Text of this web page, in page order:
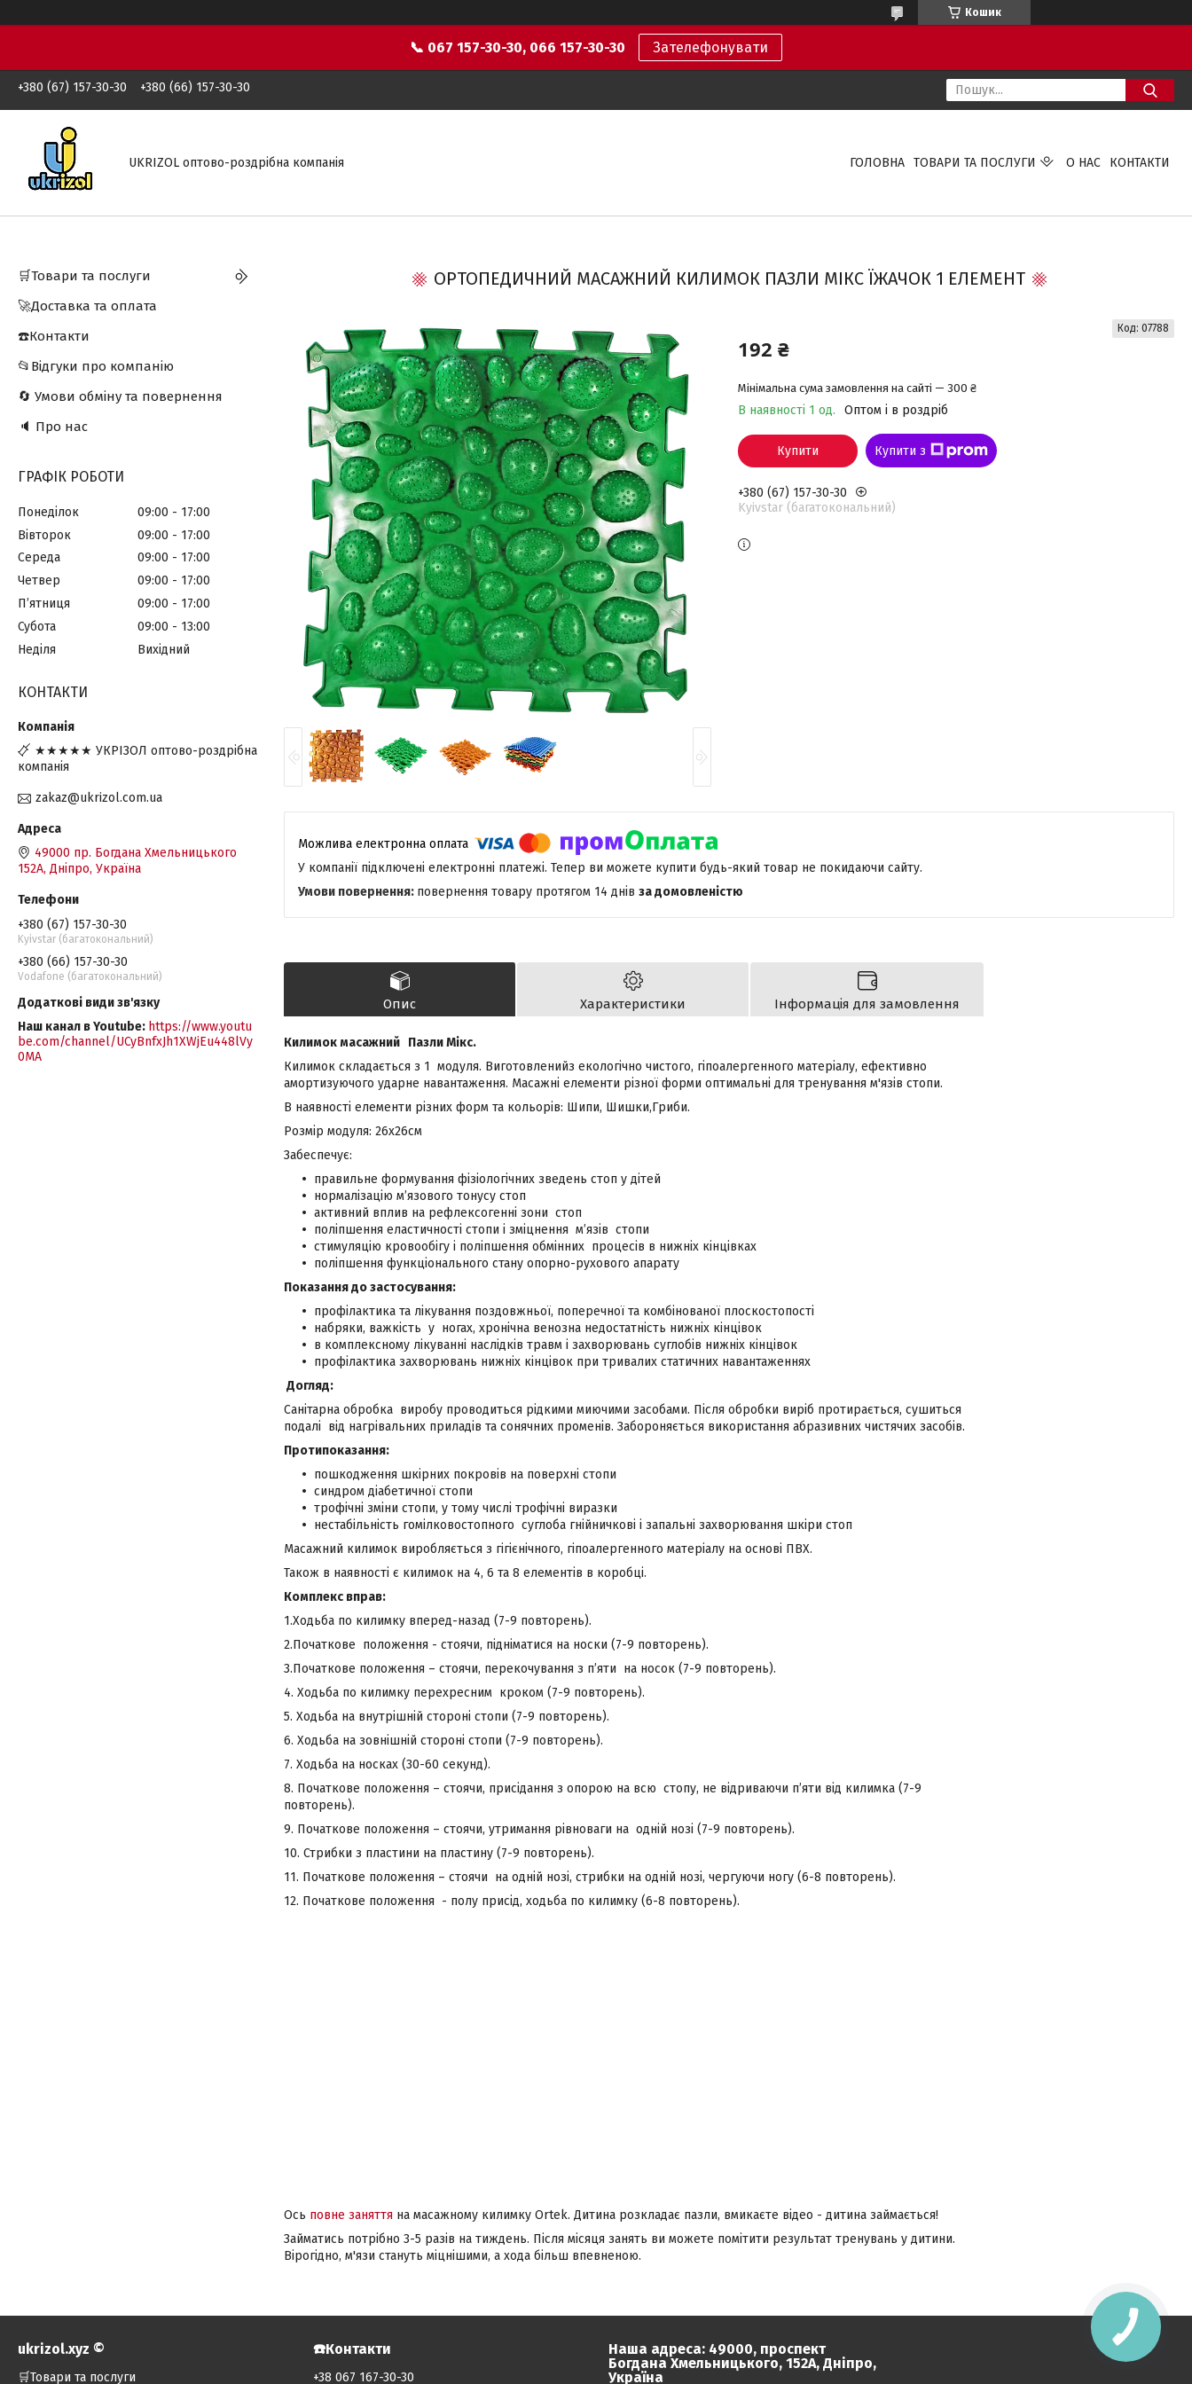
Кошик
📞 067 157-30-30, 066 157-30-30 Зателефонувати
+380 (67) 157-30-30 +380 (66) 157-30-30
UKRIZOL оптово-роздрібна компанія ГОЛОВНА ТОВАРИ ТА ПОСЛУГИ О НАС КОНТАКТИ
ОРТОПЕДИЧНИЙ МАСАЖНИЙ КИЛИМОК ПАЗЛИ МІКС ЇЖАЧОК 1 ЕЛЕМЕНТ
192 ₴
Мінімальна сума замовлення на сайті — 300 ₴
В наявності 1 од. Оптом і в роздріб
Код: 07788
Купити Купити з
+380 (67) 157-30-30
Kyivstar (багатокональний)
У компанії підключені електронні платежі. Тепер ви можете купити будь-який товар не покидаючи сайту.
повернення товару протягом 14 днів за домовленістю
Опис Характеристики Інформація для замовлення
Килимок масажний Пазли Мікс.
Килимок складається з 1 модуля. Виготовленийз екологічно чистого, гіпоалергенного матеріалу, ефективно
амортизуючого ударне навантаження. Масажні елементи різної форми оптимальні для тренування м'язів стопи.
В наявності елементи різних форм та кольорів: Шипи, Шишки,Гриби.
Розмір модуля: 26x26см
Забеспечує:
правильне формування фізіологічних зведень стоп у дітей
нормалізацію м’язового тонусу стоп
активний вплив на рефлексогенні зони стоп
поліпшення еластичності стопи і зміцнення м’язів стопи
стимуляцію кровообігу і поліпшення обмінних процесів в нижніх кінцівках
поліпшення функціонального стану опорно-рухового апарату
Показання до застосування:
профілактика та лікування поздовжньої, поперечної та комбінованої плоскостопості
набряки, важкість у ногах, хронічна венозна недостатність нижніх кінцівок
в комплексному лікуванні наслідків травм і захворювань суглобів нижніх кінцівок
профілактика захворювань нижніх кінцівок при тривалих статичних навантаженнях
Догляд:
Санітарна обробка виробу проводиться рідкими миючими засобами. Після обробки виріб протирається, сушиться
подалі від нагрівальних приладів та сонячних променів. Забороняється використання абразивних чистячих засобів.
Протипоказання:
пошкодження шкірних покровів на поверхні стопи
синдром діабетичної стопи
трофічні зміни стопи, у тому числі трофічні виразки
нестабільність гомілковостопного суглоба гнійничкові і запальні захворювання шкіри стоп
Масажний килимок виробляється з гігієнічного, гіпоалергенного матеріалу на основі ПВХ.
Також в наявності є килимок на 4, 6 та 8 елементів в коробці.
Комплекс вправ:
1.Ходьба по килимку вперед-назад (7-9 повторень).
2.Початкове положення - стоячи, підніматися на носки (7-9 повторень).
3.Початкове положення – стоячи, перекочування з п’яти на носок (7-9 повторень).
4. Ходьба по килимку перехресним кроком (7-9 повторень).
5. Ходьба на внутрішній стороні стопи (7-9 повторень).
6. Ходьба на зовнішній стороні стопи (7-9 повторень).
7. Ходьба на носках (30-60 секунд).
8. Початкове положення – стоячи, присідання з опорою на всю стопу, не відриваючи п’яти від килимка (7-9
повторень).
9. Початкове положення – стоячи, утримання рівноваги на одній нозі (7-9 повторень).
10. Стрибки з пластини на пластину (7-9 повторень).
11. Початкове положення – стоячи на одній нозі, стрибки на одній нозі, чергуючи ногу (6-8 повторень).
12. Початкове положення - полу присід, ходьба по килимку (6-8 повторень).
Ось повне заняття на масажному килимку Ortek. Дитина розкладає пазли, вмикаєте відео - дитина займається!
Займатись потрібно 3-5 разів на тиждень. Після місяця занять ви можете помітити результат тренувань у дитини.
Вірогідно, м'язи стануть міцнішими, а хода більш впевненою.
🛒Товари та послуги
🚀Доставка та оплата
☎️Контакти
📂Відгуки про компанію
🔄 Умови обміну та повернення
🔈 Про нас
ГРАФІК РОБОТИ
Понеділок 09:00
17:00
Вівторок
09:00
17:00
Середа
09:00
17:00
Четвер
09:00
17:00
Пʼятниця
09:00
17:00
Субота
09:00
13:00
Неділя
Вихідний
КОНТАКТИ
★★★★★ УКРІЗОЛ оптово-роздрібна
компанія
zakaz@ukrizol.com.ua
49000 пр. Богдана Хмельницького
152А, Дніпро, Україна
+380 (67) 157-30-30
Kyivstar (багатокональний)
+380 (66) 157-30-30
Vodafone (багатокональний)
Наш канал в Youtube https://www.youtu
be.com/channel/UCyBnfxJh1XWjEu448lVy
0MA
ukrizol.xyz ©️
🛒Товари та послуги
☎️Контакти
+38 067 167-30-30
Наша адреса: 49000, проспект
Богдана Хмельницького, 152А, Дніпро,
Україна